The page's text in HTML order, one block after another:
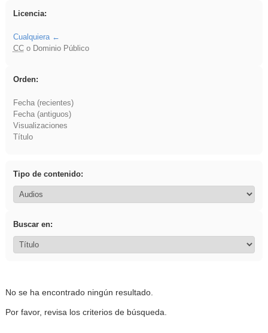
Licencia:
Cualquiera
CCo Dominio Público
Orden:
Fecha (recientes)
Fecha (antiguos)
Visualizaciones
Título
Tipo de contenido:
Buscar en:
No se ha encontrado ningún resultado.
Por favor, revisa los criterios de búsqueda.